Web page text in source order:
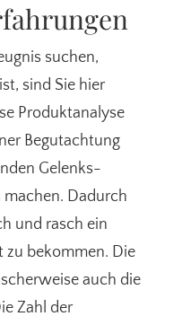
suchen,
sind Sie hier
Produktanalyse
Begutachtung
Gelenks-
Dadurch
und rasch ein
zu bekommen. Die
auch die
Zahl der